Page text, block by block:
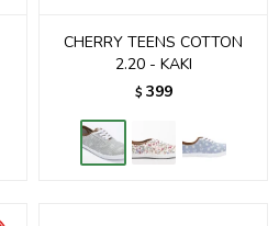
CHERRY TEENS COTTON
2.20 - KAKI
$ 399